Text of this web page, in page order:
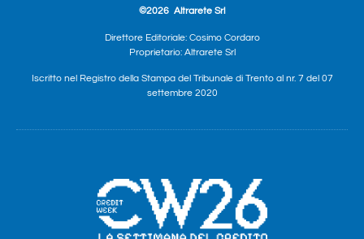
©2026 Altrarete Srl
Direttore Editoriale: Cosimo Cordaro
Proprietario: Altrarete Srl
Iscritto nel Registro della Stampa del Tribunale di Trento al nr. 7 del 07
settembre 2020